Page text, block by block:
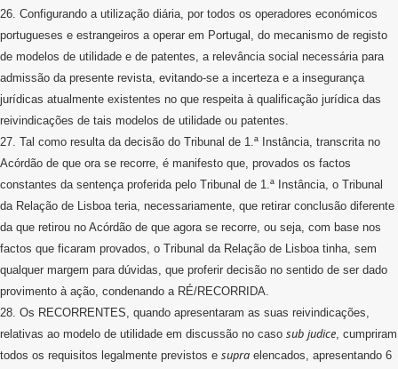
26. Configurando a utilização diária, por todos os operadores económicos
portugueses e estrangeiros a operar em Portugal, do mecanismo de registo
de modelos de utilidade e de patentes, a relevância social necessária para
admissão da presente revista, evitando-se a incerteza e a insegurança
jurídicas atualmente existentes no que respeita à qualificação jurídica das
reivindicações de tais modelos de utilidade ou patentes.
27. Tal como resulta da decisão do Tribunal de 1.ª Instância, transcrita no
Acórdão de que ora se recorre, é manifesto que, provados os factos
constantes da sentença proferida pelo Tribunal de 1.ª Instância, o Tribunal
da Relação de Lisboa teria, necessariamente, que retirar conclusão diferente
da que retirou no Acórdão de que agora se recorre, ou seja, com base nos
factos que ficaram provados, o Tribunal da Relação de Lisboa tinha, sem
qualquer margem para dúvidas, que proferir decisão no sentido de ser dado
provimento à ação, condenando a RÉ/RECORRIDA.
28. Os RECORRENTES, quando apresentaram as suas reivindicações,
relativas ao modelo de utilidade em discussão no caso sub judice, cumpriram
todos os requisitos legalmente previstos e supra elencados, apresentando 6